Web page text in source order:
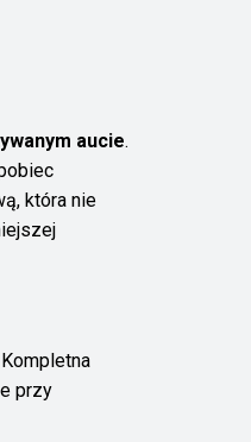
aucie.
która nie
przy